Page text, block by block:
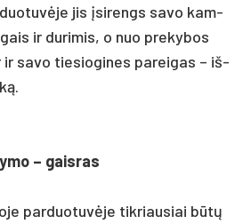
jis įsi­rengs sa­vo kam­
ir du­ri­mis, o nuo pre­ky­bos
ir sa­vo tie­sio­gi­nes pa­rei­gas – iš­
– gais­ras
par­duo­tuvė­je tik­riau­siai būtų